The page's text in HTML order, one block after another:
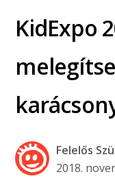
KidExpo
Felelős
2018.